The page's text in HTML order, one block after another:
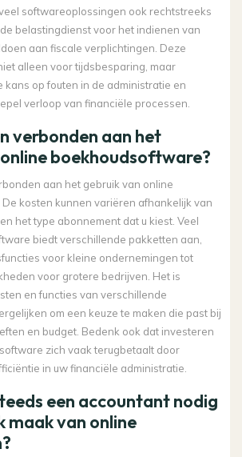
softwareoplossingen ook rechtstreeks
belastingdienst voor het indienen van
aan fiscale verplichtingen. Deze
alleen voor tijdsbesparing, maar
kans op fouten in de administratie en
verloop van financiële processen.
verbonden aan het
boekhoudsoftware?
aan het gebruik van online
kosten kunnen variëren afhankelijk van
het type abonnement dat u kiest. Veel
biedt verschillende pakketten aan,
voor kleine ondernemingen tot
voor grotere bedrijven. Het is
en functies van verschillende
om een keuze te maken die past bij
en budget. Bedenk ook dat investeren
zich vaak terugbetaalt door
in uw financiële administratie.
een accountant nodig
maak van online